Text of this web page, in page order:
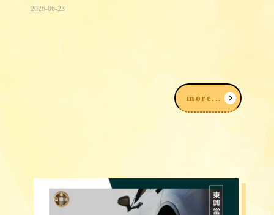
2026-06-23
more...